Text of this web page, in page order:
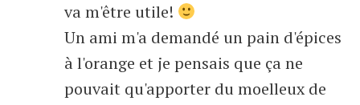
va m'être utile!
Un ami m'a demandé un pain d'épices
à l'orange et je pensais que ça ne
pouvait qu'apporter du moelleux de